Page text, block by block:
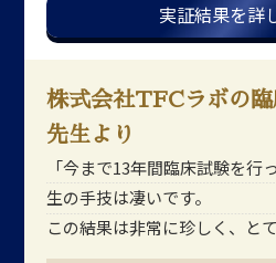
実証結果を詳
株式会社TFCラボの
先生より
「今まで13年間臨床試験を行
生の手技は凄いです。
この結果は非常に珍しく、と